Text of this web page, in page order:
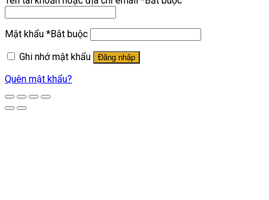
Mật khẩu *Bắt buộc
Ghi nhớ mật khẩu
Đăng nhập
Quên mật khẩu?